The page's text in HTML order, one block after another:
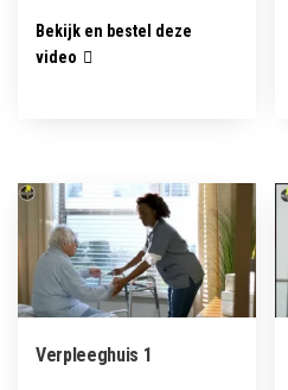
Bekijk en bestel deze
video
Verpleeghuis 1